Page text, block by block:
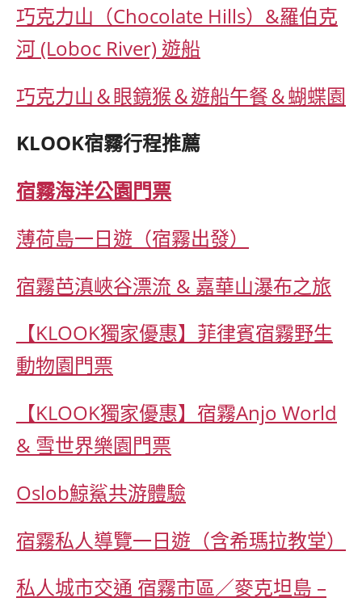
巧克力山（Chocolate Hills）&羅伯克
河 (Loboc River) 遊船
巧克力山＆眼鏡猴＆遊船午餐＆蝴蝶園
KLOOK宿霧行程推薦
宿霧海洋公園門票
薄荷島一日遊（宿霧出發）
宿霧芭滇峽谷漂流 & 嘉華山瀑布之旅
【KLOOK獨家優惠】菲律賓宿霧野生
動物園門票
【KLOOK獨家優惠】宿霧Anjo World
& 雪世界樂園門票
Oslob鯨鯊共游體驗
宿霧私人導覽一日遊（含希瑪拉教堂）
私人城市交通 宿霧市區／麥克坦島 –